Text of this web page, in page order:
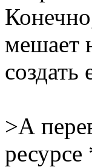
мешает
создать
>А